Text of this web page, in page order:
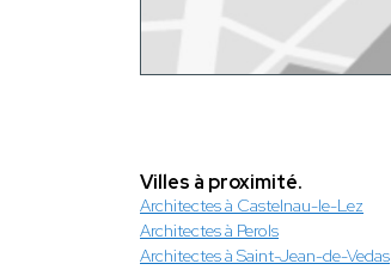
Villes à proximité.
Architectes à Castelnau-le-Lez
Architectes à Perols
Architectes à Saint-Jean-de-Vedas